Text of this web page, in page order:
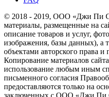
© 2018 - 2019, ООО «Джи Пи
материалы, размещенные на
описание товаров и услуг,
изображения, базы данных), а
объектами авторского права
Копирование материалов
использование любым иным
письменного согласия
предоставляются только на
заключенных с ООО «Джи